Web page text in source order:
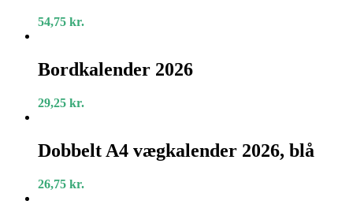
263475
54,75 kr.
2026
Bordkalender 2026
29,25 kr.
A4
vægkalender
blå
Dobbelt A4 vægkalender 2026, blå
26,75 kr.